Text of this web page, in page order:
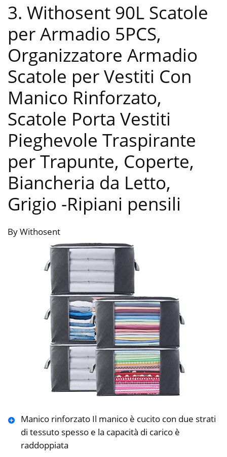
3. Withosent 90L Scatole
per Armadio 5PCS,
Organizzatore Armadio
Scatole per Vestiti Con
Manico Rinforzato,
Scatole Porta Vestiti
Pieghevole Traspirante
per Trapunte, Coperte,
Biancheria da Letto,
Grigio -Ripiani pensili
By Withosent
Manico rinforzato Il manico è cucito con due strati
di tessuto spesso e la capacità di carico è
raddoppiata